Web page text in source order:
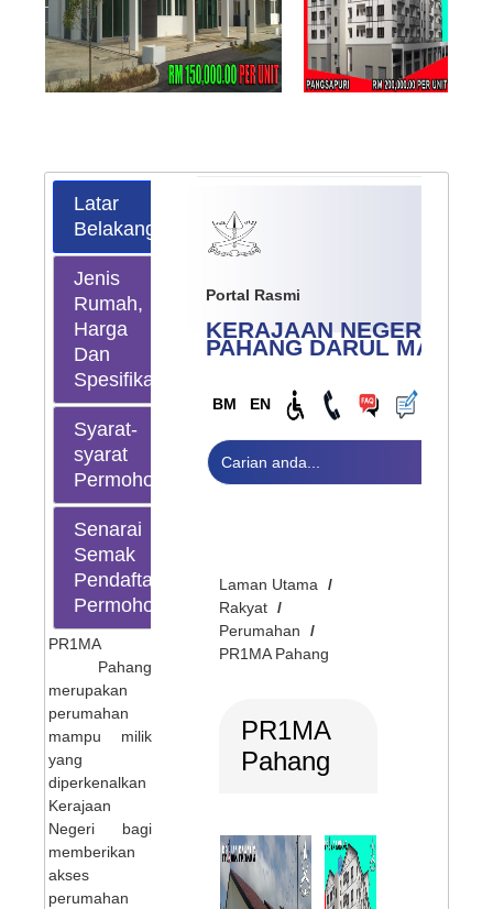
Latar
Belakang
Jenis
Rumah,
Harga
Dan
Spesifikasi
Syarat-
syarat
Permohonan
Senarai
Semak
Pendaftaran
Permohonan
Portal Rasmi
KERAJAAN NEGERI
PAHANG DARUL
BM EN
Laman Utama
Rakyat
Perumahan
PR1MA Pahang
PR1MA
Pahang
PR1MA
Pahang
merupakan
perumahan
mampu milik
yang
diperkenalkan
Kerajaan
Negeri bagi
memberikan
akses
perumahan